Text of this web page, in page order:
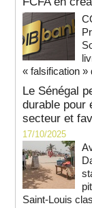
« falsification »
Le Sénégal
durable pour
secteur et
17/10/2025
Saint-Louis